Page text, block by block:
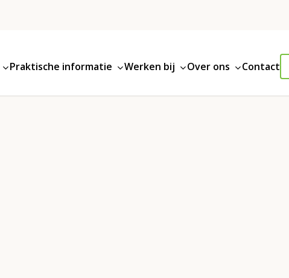
Praktische informatie Werken bij Over ons Contact